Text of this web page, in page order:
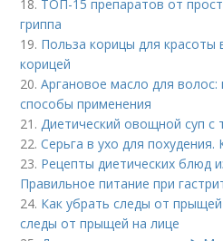
18. ТОП-15 препаратов от
гриппа
19. Польза корицы для красоты
корицей
20.Аргановое масло для волос:
способы применения
21.Диетический овощной суп с
22.Серьга в ухо для похудения.
23. Рецепты диетических блюд
Правильное питание при
24. Как убрать следы от
следы от прыщей на лице